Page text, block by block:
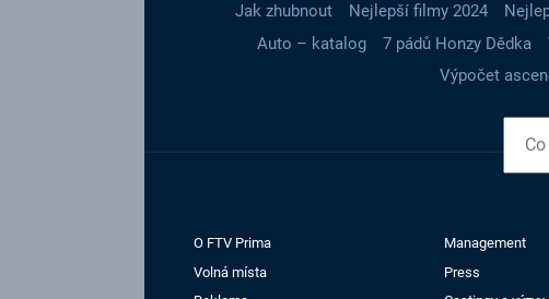
Jak zhubnout Nejlepší filmy 2024
Auto – katalog
7 pádů Honzy Dědka
Výpočet
O FTV Prima
Management
Volná místa
Press